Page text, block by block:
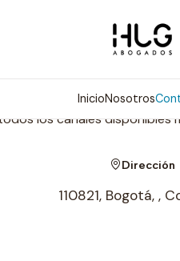
InicioNosotros
los canales disponibles
Dirección
110821, Bogotá, ,